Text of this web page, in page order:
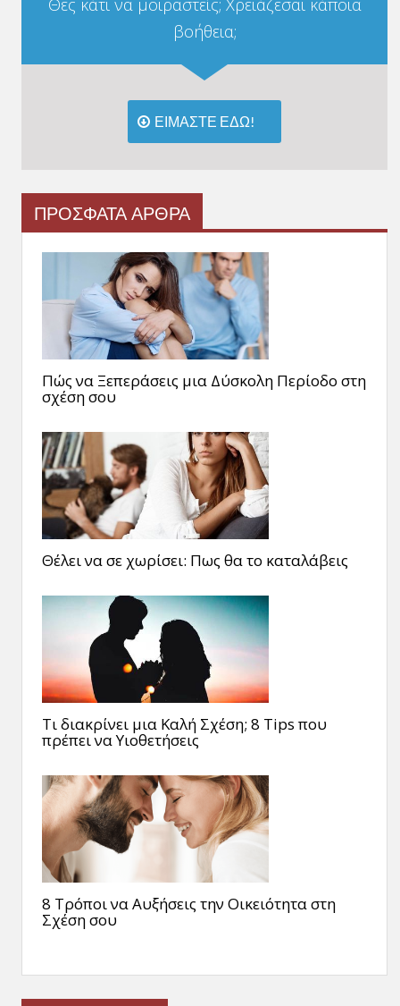
βοήθεια;
ΕΙΜΑΣΤΕ ΕΔΩ!
ΠΡΟΣΦΑΤΑ ΑΡΘΡΑ
Πώς να Ξεπεράσεις μια Δύσκολη Περίοδο στη
σχέση σου
Θέλει να σε χωρίσει: Πως θα το καταλάβεις
Τι διακρίνει μια Καλή Σχέση; 8 Tips που
πρέπει να Υιοθετήσεις
8 Τρόποι να Αυξήσεις την Οικειότητα στη
Σχέση σου